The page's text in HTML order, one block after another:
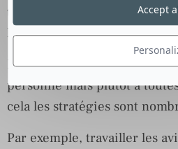
toutes les parties prenantes
l’entreprise.
Il ne s’agit plus de donner
personne mais plutôt à
cela les stratégies sont
Par exemple, travailler les
Accept